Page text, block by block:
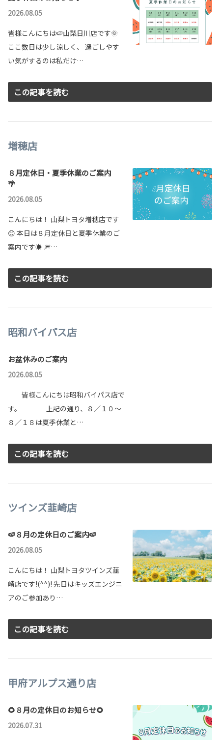
詳しくはこちら
「ピクシス バン」にバッテリーEVを追加
を設定しました！
詳しくはこちら
水素を充填し、二酸化炭素を排出しない究極のエコカー、MI
RAIが一部改良いたしました！
【SDGs】2024.5.19「山梨こどもの未来を考えるフェス」出展！
「山梨こどもの未来を考えるフェス」
2024年5月20日（日）10:00～16:00
笛吹みんなの広場 にてブース出展いたしました！
2024年2月22日 山梨県福祉プラザにて車いす10台を寄贈い
たしました！
2026.08.05
皆様こんにちは🍉山梨日川店です🌞
ここ数日は少し涼しく、 過ごしやす
い気がするのは私だけ…
この記事を読む
増穂店
８月定休日・夏季休業のご案内
🌴
2026.08.05
こんにちは！ 山梨トヨタ増穂店です
😊 本日は８月定休日と夏季休業のご
案内です☀ 🎆…
この記事を読む
昭和バイパス店
お盆休みのご案内
2026.08.05
皆様こんにちは昭和バイパス店で
す。 上記の通り、８／１０～
８／１８は夏季休業と…
この記事を読む
ツインズ韮崎店
🍉８月の定休日のご案内🍉
2026.08.05
こんにちは！ 山梨トヨタツインズ韮
崎店です!(^^)! 先日はキッズエンジニ
アのご参加あり…
この記事を読む
甲府アルプス通り店
🌻８月の定休日のお知らせ🌻
2026.07.31